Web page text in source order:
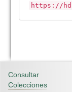
https://
Consultar
Colecciones